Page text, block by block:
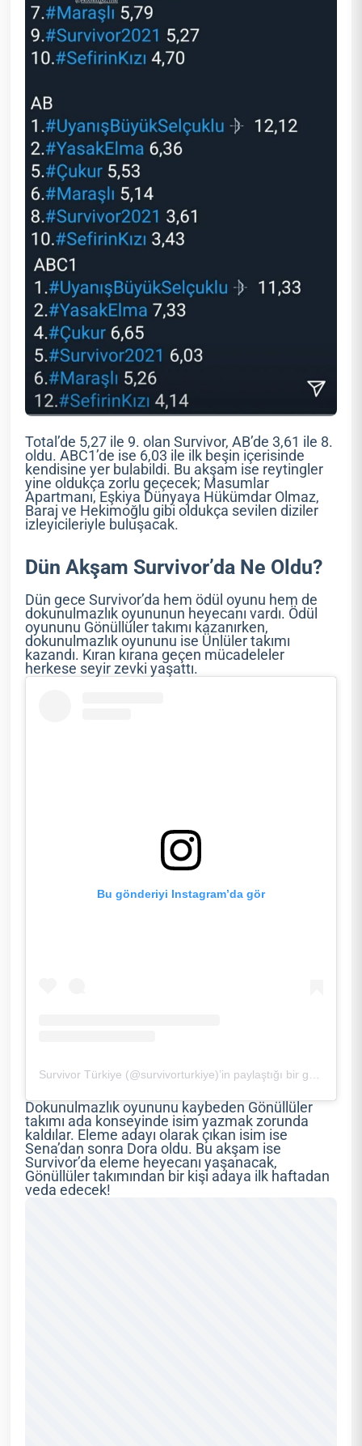
Total’de 5,27 ile 9. olan Survivor, AB’de 3,61 ile 8.
oldu. ABC1’de ise 6,03 ile ilk beşin içerisinde
kendisine yer bulabildi. Bu akşam ise reytingler
yine oldukça zorlu geçecek; Masumlar
Apartmanı, Eşkiya Dünyaya Hükümdar Olmaz,
Baraj ve Hekimoğlu gibi oldukça sevilen diziler
izleyicileriyle buluşacak.
Dün Akşam Survivor’da Ne Oldu?
Dün gece Survivor’da hem ödül oyunu hem de
dokunulmazlık oyununun heyecanı vardı. Ödül
oyununu Gönüllüler takımı kazanırken,
dokunulmazlık oyununu ise Ünlüler takımı
kazandı. Kıran kırana geçen mücadeleler
herkese seyir zevki yaşattı.
Bu gönderiyi Instagram’da gör
Dokunulmazlık oyununu kaybeden Gönüllüler
takımı ada konseyinde isim yazmak zorunda
kaldılar. Eleme adayı olarak çıkan isim ise
Sena’dan sonra Dora oldu. Bu akşam ise
Survivor’da eleme heyecanı yaşanacak,
Gönüllüler takımından bir kişi adaya ilk haftadan
veda edecek!